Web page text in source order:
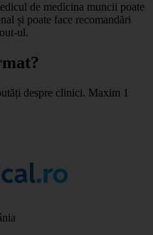
de medicina muncii poate
și poate face recomandări
ul.
despre clinici. Maxim 1